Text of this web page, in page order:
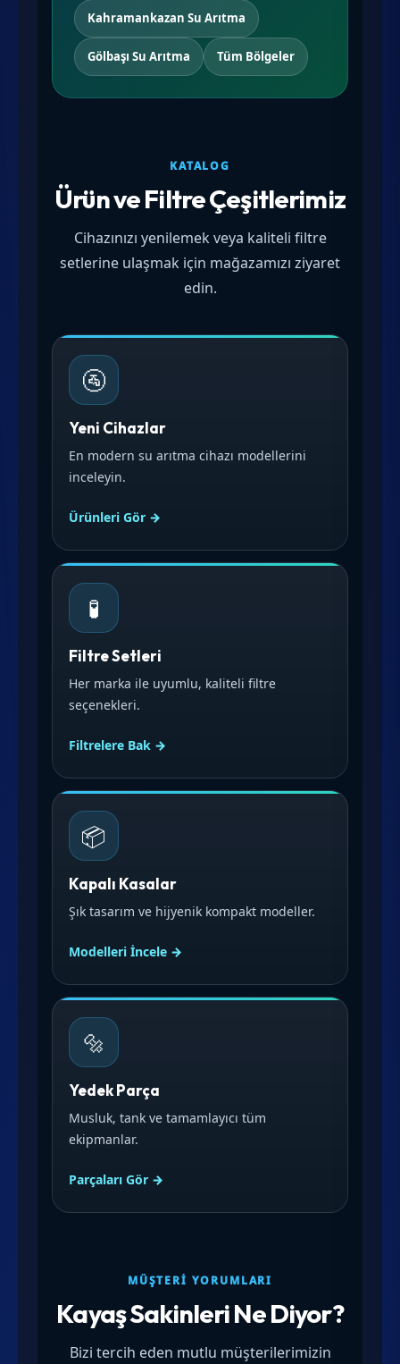
Kahramankazan Su Arıtma
Gölbaşı Su Arıtma Tüm Bölgeler
KATALOG
Ürün ve Filtre Çeşitlerimiz
Cihazınızı yenilemek veya kaliteli filtre
setlerine ulaşmak için mağazamızı ziyaret
edin.
🚰
Yeni Cihazlar
En modern su arıtma cihazı modellerini
inceleyin.
Ürünleri Gör →
🧪
Filtre Setleri
Her marka ile uyumlu, kaliteli filtre
seçenekleri.
Filtrelere Bak →
📦
Kapalı Kasalar
Şık tasarım ve hijyenik kompakt modeller.
Modelleri İncele →
🔩
Yedek Parça
Musluk, tank ve tamamlayıcı tüm
ekipmanlar.
Parçaları Gör →
MÜŞTERI YORUMLARI
Kayaş Sakinleri Ne Diyor?
Bizi tercih eden mutlu müşterilerimizin